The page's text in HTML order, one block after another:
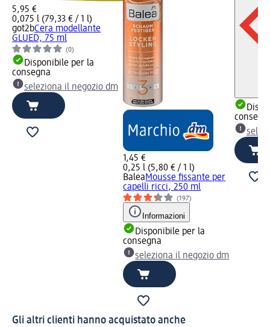
5,95 €
0,075 l (79,33 € / 1 l)
got2bCera modellante
GLUED, 75 ml
(0)
Disponibile per la
consegna
seleziona il negozio dm
1,45 €
0,25 l (5,80 € / 1 l)
BaleaMousse fissante per
capelli ricci, 250 ml
(197)
Informazioni
Disponibile per la
consegna
seleziona il negozio dm
Gli altri clienti hanno acquistato anche